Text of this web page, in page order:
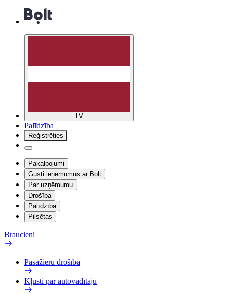
LV
Palīdzība
Reģistrēties
Pakalpojumi
Gūsti ieņēmumus ar Bolt
Par uzņēmumu
Drošība
Palīdzība
Pilsētas
Braucieni
Pasažieru drošība
Kļūsti par autovadītāju